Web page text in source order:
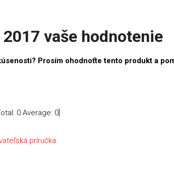
vaše hodnotenie
Prosím ohodnoťte tento produkt a
0 Average: 0
príručka.